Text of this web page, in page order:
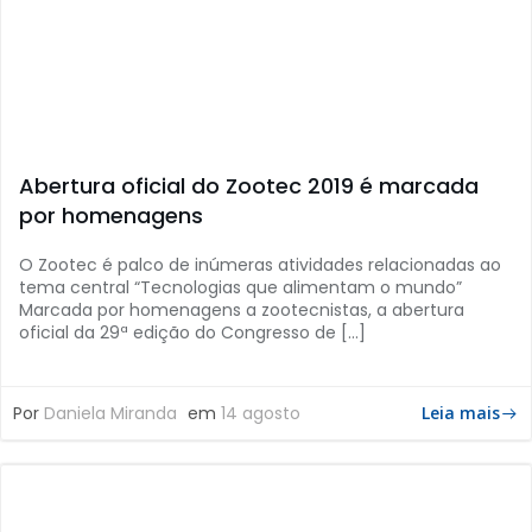
Abertura oficial do Zootec 2019 é marcada
por homenagens
O Zootec é palco de inúmeras atividades relacionadas ao
tema central “Tecnologias que alimentam o mundo”
Marcada por homenagens a zootecnistas, a abertura
oficial da 29ª edição do Congresso de […]
Por Daniela Miranda em 14 agosto Leia mais